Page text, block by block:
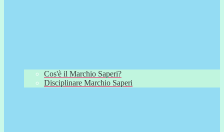
Cos'è il Marchio Saperi?
Disciplinare Marchio Saperi